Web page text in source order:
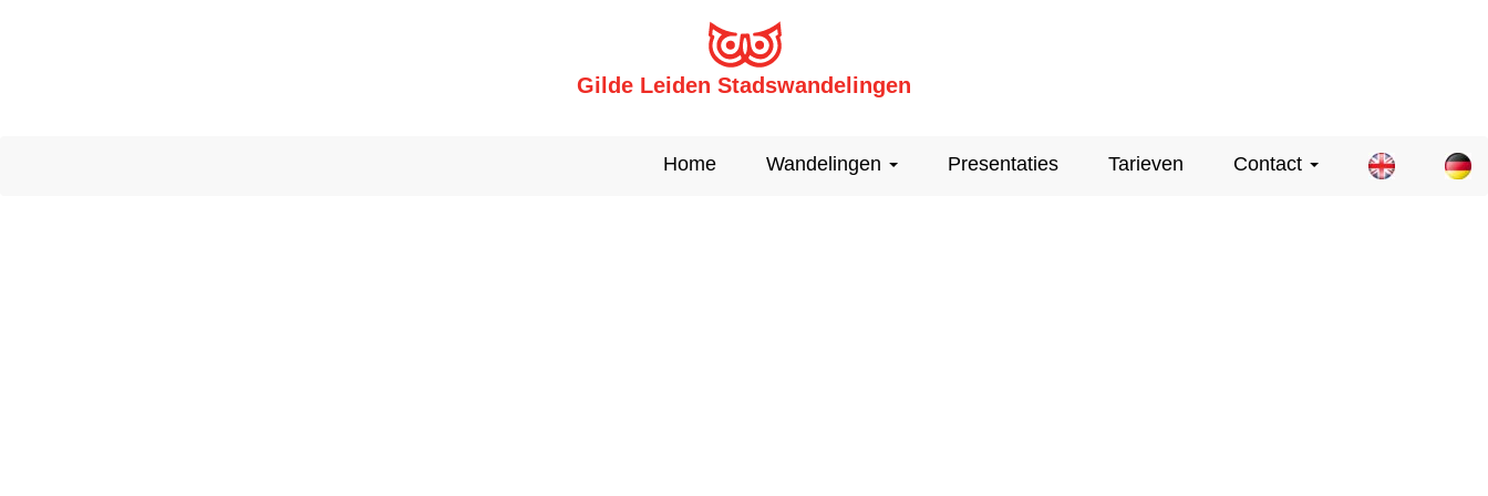
Gilde Leiden Stadswandelingen
Home Wandelingen Presentaties Tarieven Contact